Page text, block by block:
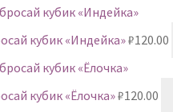
кубик «Индейка»₽120.00
кубик «Ёлочка»₽120.00